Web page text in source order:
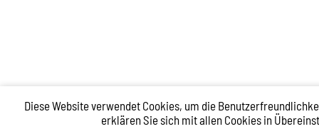
Diese Website verwendet Cookies, um die
erklären Sie sich mit allen Cookies in